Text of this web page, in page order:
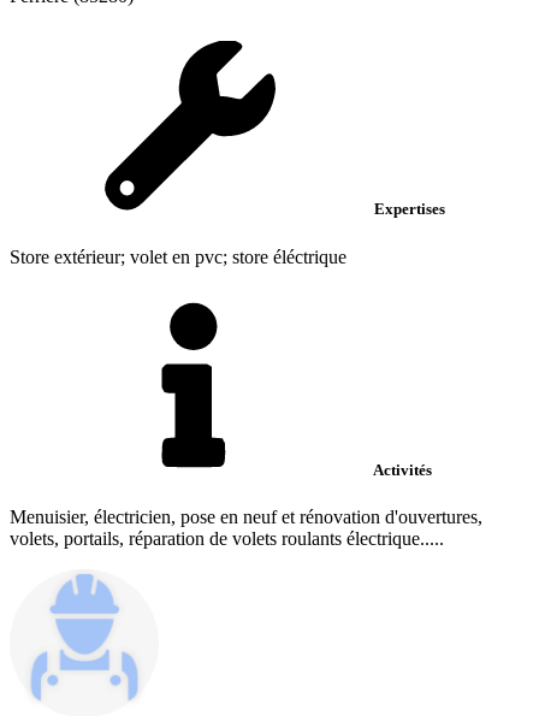
Expertises
Store extérieur; volet en pvc; store éléctrique
Activités
Menuisier, électricien, pose en neuf et rénovation d'ouvertures,
volets, portails, réparation de volets roulants électrique.....